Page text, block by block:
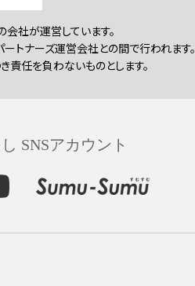
社が運営しています。
トナーズ運営会社との間で行われます。
任を負わないものとします。
SNSアカウント